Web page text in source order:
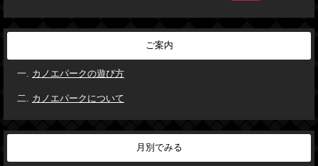
ご案内
カノエパークの遊び方
カノエパークについて
月別でみる